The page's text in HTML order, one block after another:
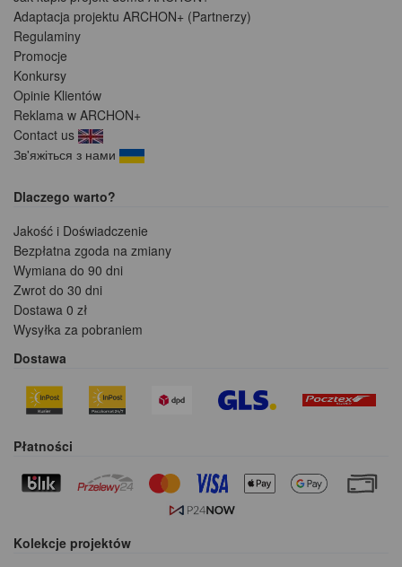
Adaptacja projektu ARCHON+ (Partnerzy)
Regulaminy
Promocje
Konkursy
Opinie Klientów
Reklama w ARCHON+
Contact us
Зв'яжіться з нами
Dlaczego warto?
Jakość i Doświadczenie
Bezpłatna zgoda na zmiany
Wymiana do 90 dni
Zwrot do 30 dni
Dostawa 0 zł
Wysyłka za pobraniem
Dostawa
Płatności
Kolekcje projektów